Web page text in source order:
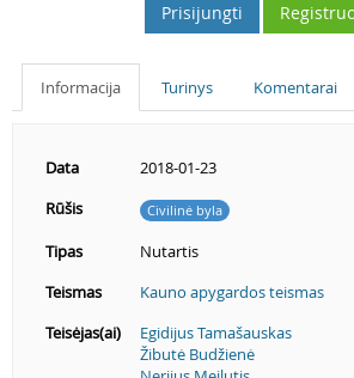
Prisijungti
Informacija Turinys Komentarai
Data
2018-01-23
Rūšis
Civilinė byla
Tipas
Nutartis
Teismas
Kauno apygardos teismas
Teisėjas(ai)
Egidijus Tamašauskas
Žibutė Budžienė